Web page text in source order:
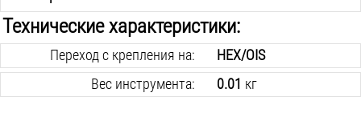
Технические характеристики:
Переход с крепления на:
HEX/OIS
Вес инструмента:
0.01 кг